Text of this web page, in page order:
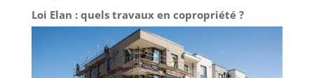
Loi Elan : quels travaux en copropriété ?